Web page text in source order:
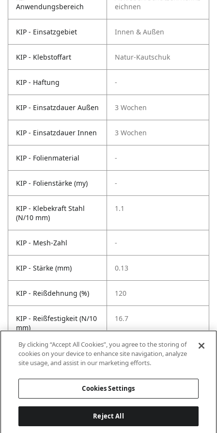
Anwendungsbereich
eichnen
KIP - Einsatzgebiet Innen & Außen
KIP - Klebstoffart Natur-Kautschuk
KIP - Haftung -
KIP - Einsatzdauer Außen 3 Wochen
KIP - Einsatzdauer Innen 3 Wochen
KIP - Folienmaterial -
KIP - Folienstärke (my) -
KIP - Klebekraft Stahl
(N/10 mm)
1.1
KIP - Mesh-Zahl -
KIP - Stärke (mm) 0.13
KIP - Reißdehnung (%) 120
KIP - Reißfestigkeit (N/10
mm)
16.7
KIP -
Temperaturbeständigkeit
40
By clicking “Accept All Cookies”, you agree to the storing of
cookies on your device to enhance site navigation, analyze
site usage, and assist in our marketing efforts.
Cookies Settings
Reject All